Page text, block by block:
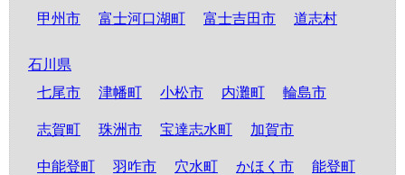
甲州市 富士河口湖町 富士吉田市 道志村
石川県
七尾市
津幡町 小松市 内灘町 輪島市
志賀町 珠洲市 宝達志水町 加賀市
中能登町 羽咋市 穴水町 かほく市 能登町